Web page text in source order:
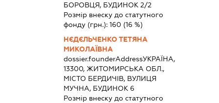
БОРОВЦЯ, БУДИНОК 2/2
Розмір внеску до статутного
фонду (грн.): 160 (16 %)
НЄДЄЛЬЧЕНКО ТЕТЯНА
МИКОЛАЇВНА
dossier.founderAddressУКРАЇНА,
13300, ЖИТОМИРСЬКА ОБЛ.,
МІСТО БЕРДИЧІВ, ВУЛИЦЯ
МУЧНА, БУДИНОК 6
Розмір внеску до статутного